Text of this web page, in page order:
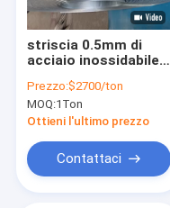
striscia 0.5mm di
acciaio inossidabile
1.2mm
Prezzo:$2700/ton
MOQ:1Ton
Ottieni l'ultimo prezzo
Contattaci